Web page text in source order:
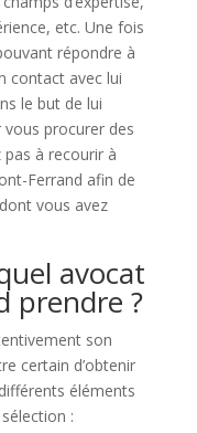
etc. Une fois
répondre à
contact avec lui
le but de lui
procurer des
pas à recourir à
Ferrand afin de
vous avez
avocat
prendre ?
son
certain d’obtenir
éléments
: